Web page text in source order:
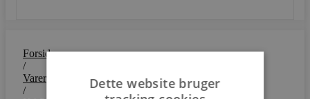
Forside
/
Varer
/
Dette website bruger